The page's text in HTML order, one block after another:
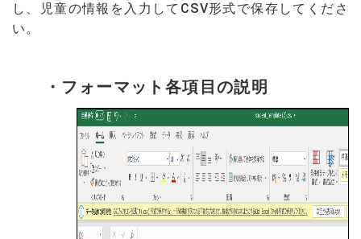
し、児童の情報を入力してCSV形式で保存してくださ
い。
・フォーマット各項目の説明